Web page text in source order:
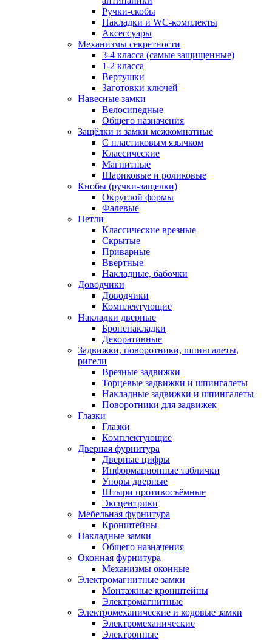
Ручки-скобы
Накладки и WC-комплекты
Аксессуары
Механизмы секретности
3-4 класса (самые защищенные)
1-2 класса
Вертушки
Заготовки ключей
Навесные замки
Велосипедные
Общего назначения
Защёлки и замки межкомнатные
С пластиковым язычком
Классические
Магнитные
Шариковые и роликовые
Кнобы (ручки-защелки)
Округлой формы
Фалевые
Петли
Классические врезные
Скрытые
Приварные
Ввёртные
Накладные, бабочки
Доводчики
Доводчики
Комплектующие
Накладки дверные
Броненакладки
Декоративные
Задвижки, поворотники, шпингалеты,
ригели
Врезные задвижки
Торцевые задвижки и шпингалеты
Накладные задвижки и шпингалеты
Поворотники для задвижек
Глазки
Глазки
Комплектующие
Дверная фурнитура
Дверные цифры
Информационные таблички
Упоры дверные
Штыри противосъёмные
Эксцентрики
Мебельная фурнитура
Кронштейны
Накладные замки
Общего назначения
Оконная фурнитура
Механизмы оконные
Электромагнитные замки
Монтажные кронштейны
Электромагнитные
Электромеханические и кодовые замки
Электромеханические
Электронные